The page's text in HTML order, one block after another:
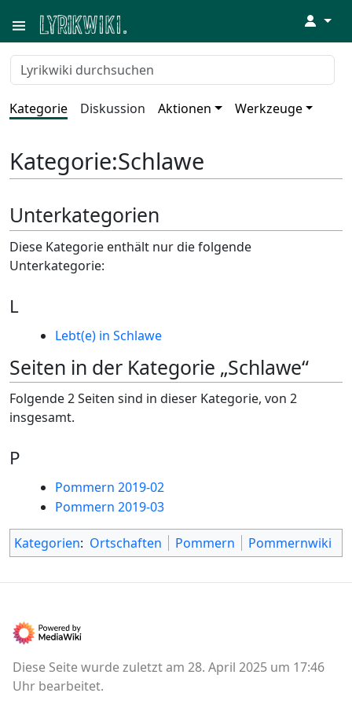
↓
Kategorie Diskussion Aktionen Werkzeuge
Kategorie:Schlawe
Unterkategorien
Diese Kategorie enthält nur die folgende
Unterkategorie:
L
Lebt(e) in Schlawe
Seiten in der Kategorie „Schlawe“
Folgende 2 Seiten sind in dieser Kategorie, von 2
insgesamt.
P
Pommern 2019-02
Pommern 2019-03
Kategorien: Ortschaften Pommern Pommernwiki
Diese Seite wurde zuletzt am 28. April 2025 um 17:46
Uhr bearbeitet.